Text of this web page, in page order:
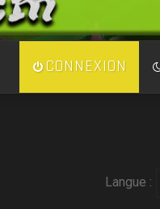
CONNEXION
Langue :